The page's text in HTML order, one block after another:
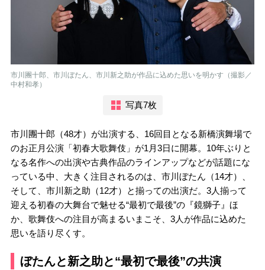
市川團十郎、市川ぼたん、市川新之助が作品に込めた思いを明かす（撮影／
中村和孝）
写真7枚
市川團十郎（48才）が出演する、16回目となる新橋演舞場で
のお正月公演「初春大歌舞伎」が1月3日に開幕。10年ぶりと
なる名作への出演や古典作品のラインアップなどが話題にな
っている中、大きく注目されるのは、市川ぼたん（14才）、
そして、市川新之助（12才）と揃っての出演だ。3人揃って
迎える初春の大舞台で魅せる“最初で最後”の『鏡獅子』ほ
か、歌舞伎への注目が高まるいまこそ、3人が作品に込めた
思いを語り尽くす。
ぼたんと新之助と“最初で最後”の共演